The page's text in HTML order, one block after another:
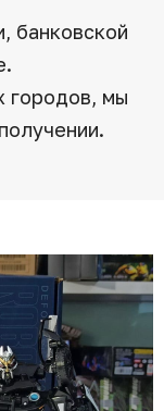
банковской
городов, мы